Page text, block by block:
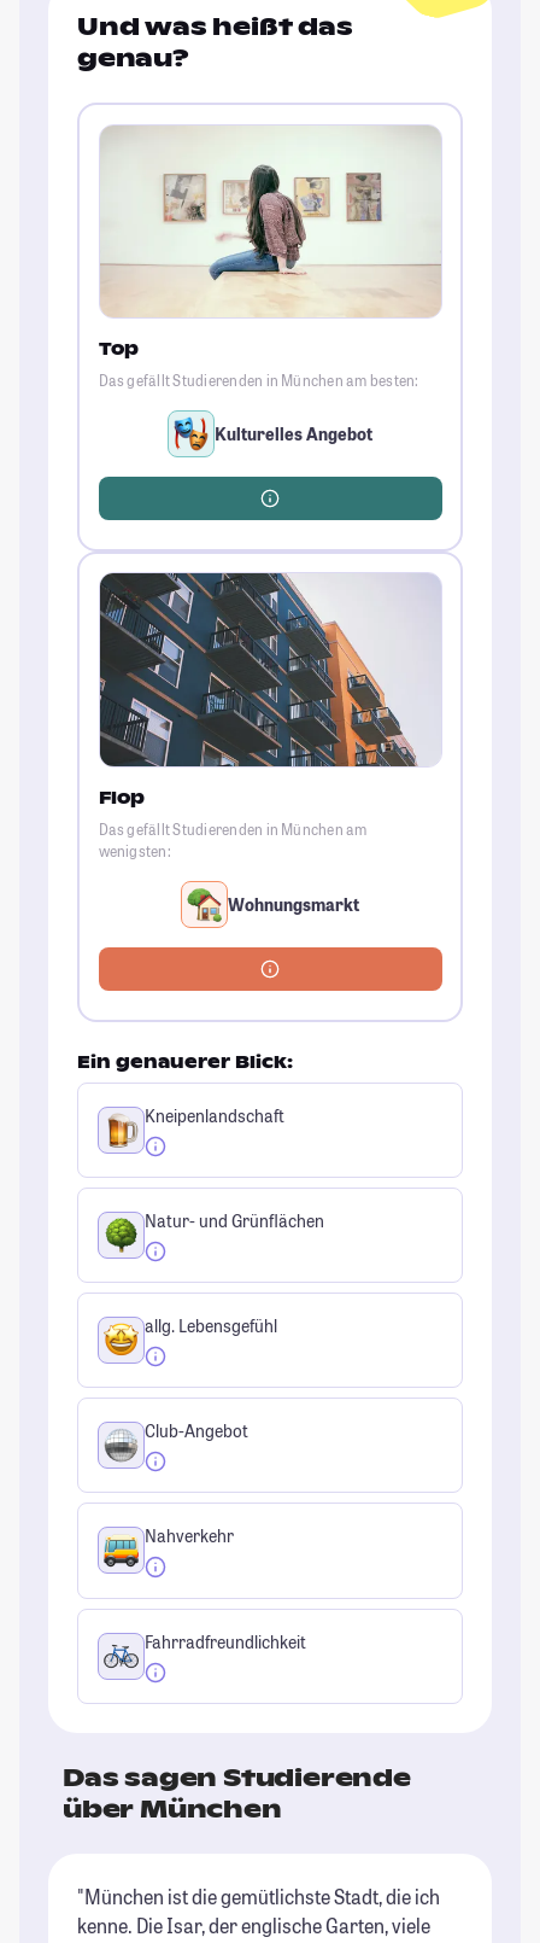
Und was heißt das
genau?
Top
Das gefällt Studierenden in München am besten:
Kulturelles Angebot
Flop
Das gefällt Studierenden in München am
wenigsten:
Wohnungsmarkt
Ein genauerer Blick:
Kneipenlandschaft
Natur- und Grünflächen
allg. Lebensgefühl
Club-Angebot
Nahverkehr
Fahrradfreundlichkeit
Das sagen Studierende
über München
"München ist die gemütlichste Stadt, die ich
kenne. Die Isar, der englische Garten, viele